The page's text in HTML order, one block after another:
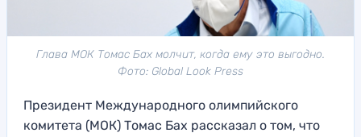
Глава МОК Томас Бах молчит, когда ему это выгодно.
Фото: Global Look Press
Президент Международного олимпийского
комитета (МОК) Томас Бах рассказал о том, что